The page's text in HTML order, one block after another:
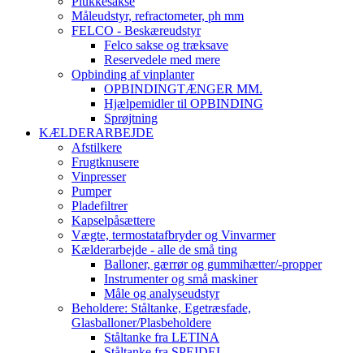
Måleudstyr, refractometer, ph mm
FELCO - Beskæreudstyr
Felco sakse og træksave
Reservedele med mere
Opbinding af vinplanter
OPBINDINGTÆNGER MM.
Hjælpemidler til OPBINDING
Sprøjtning
KÆLDERARBEJDE
Afstilkere
Frugtknusere
Vinpresser
Pumper
Pladefiltrer
Kapselpåsættere
Vægte, termostatafbryder og Vinvarmer
Kælderarbejde - alle de små ting
Balloner, gærrør og gummihætter/-propper
Instrumenter og små maskiner
Måle og analyseudstyr
Beholdere: Ståltanke, Egetræsfade,
Glasballoner/Plasbeholdere
Ståltanke fra LETINA